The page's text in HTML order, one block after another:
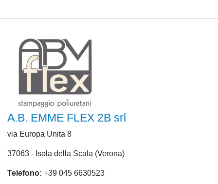
A.B. EMME FLEX 2B srl
via Europa Unita 8
37063 - Isola della Scala (Verona)
Telefono: +39 045 6630523